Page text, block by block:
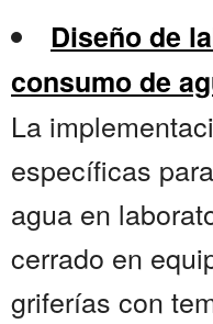
Diseño de
consumo de
La
específicas
agua en
cerrado en
griferías con